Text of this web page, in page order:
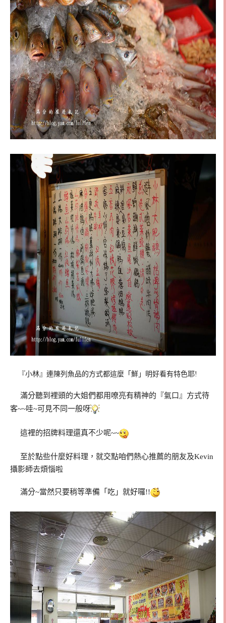
『小林』連陳列魚品的方式都這麼「鮮」明好看有特色耶!
滿分聽到裡頭的大姐們都用嘹亮有精神的『氣口』方式待
客~~哇~可見不同一般呀
這裡的招牌料理還真不少呢~~
至於點些什麼好料理，就交點咱們熱心推薦的朋友及Kevin
攝影師去煩惱啦
滿分~當然只要稍等準備「吃」就好囉!!